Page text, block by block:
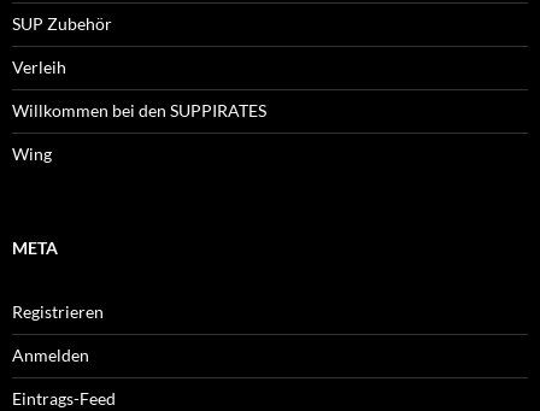
SUP Zubehör
Verleih
Willkommen bei den SUPPIRATES
Wing
META
Registrieren
Anmelden
Eintrags-Feed